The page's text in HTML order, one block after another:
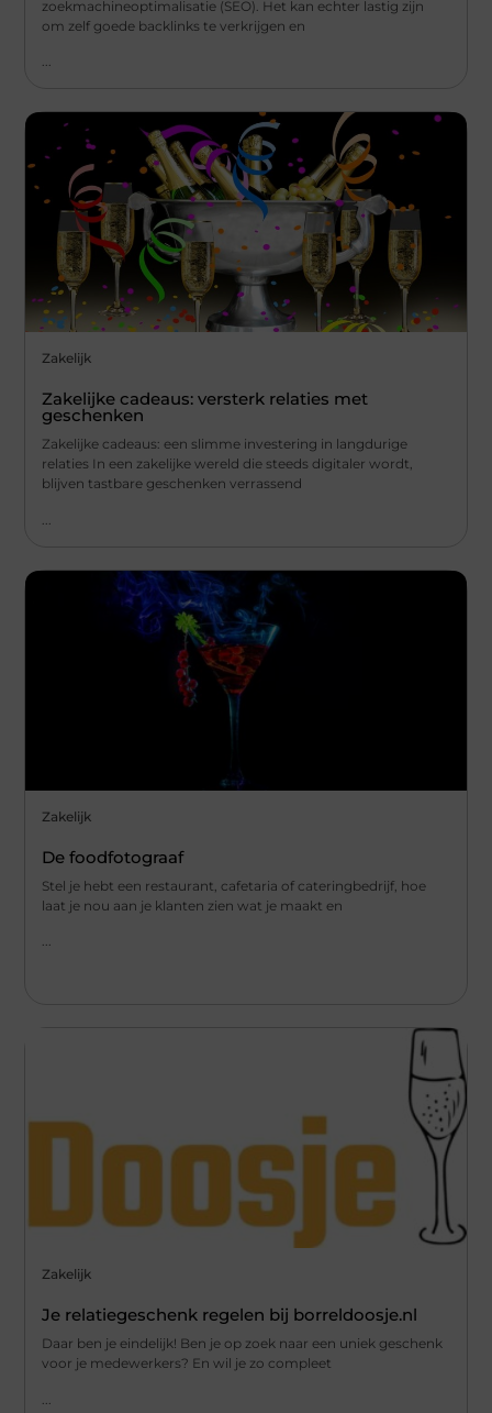
zoekmachineoptimalisatie (SEO). Het kan echter lastig zijn
om zelf goede backlinks te verkrijgen en
...
Zakelijk
Zakelijke cadeaus: versterk relaties met
geschenken
Zakelijke cadeaus: een slimme investering in langdurige
relaties In een zakelijke wereld die steeds digitaler wordt,
blijven tastbare geschenken verrassend
Zakelijk
De foodfotograaf
Stel je hebt een restaurant, cafetaria of cateringbedrijf, hoe
laat je nou aan je klanten zien wat je maakt en
...
Zakelijk
Je relatiegeschenk regelen bij borreldoosje.nl
Daar ben je eindelijk! Ben je op zoek naar een uniek geschenk
voor je medewerkers? En wil je zo compleet